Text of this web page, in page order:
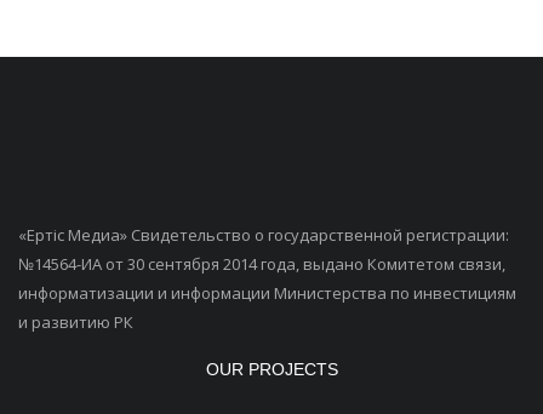
«Ертiс Медиа» Свидетельство о государственной регистрации:
№14564-ИА от 30 сентября 2014 года, выдано Комитетом связи,
информатизации и информации Министерства по инвестициям
и развитию РК
OUR PROJECTS